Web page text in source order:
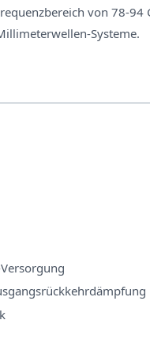
von 78-94
Systeme.